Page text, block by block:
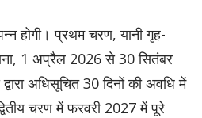
होगी। प्रथम चरण, यानी गृह-
1 अप्रैल 2026 से 30 सितंबर
अधिसूचित 30 दिनों की अवधि में
चरण में फरवरी 2027 में पूरे